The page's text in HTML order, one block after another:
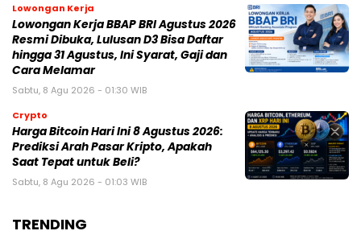
Lowongan Kerja
Lowongan Kerja BBAP BRI Agustus 2026
Resmi Dibuka, Lulusan D3 Bisa Daftar
hingga 31 Agustus, Ini Syarat, Gaji dan
Cara Melamar
Sabtu, 8 Agu 2026 - 01:30 WIB
Crypto
Harga Bitcoin Hari Ini 8 Agustus 2026:
Prediksi Arah Pasar Kripto, Apakah
Saat Tepat untuk Beli?
Sabtu, 8 Agu 2026 - 01:03 WIB
TRENDING